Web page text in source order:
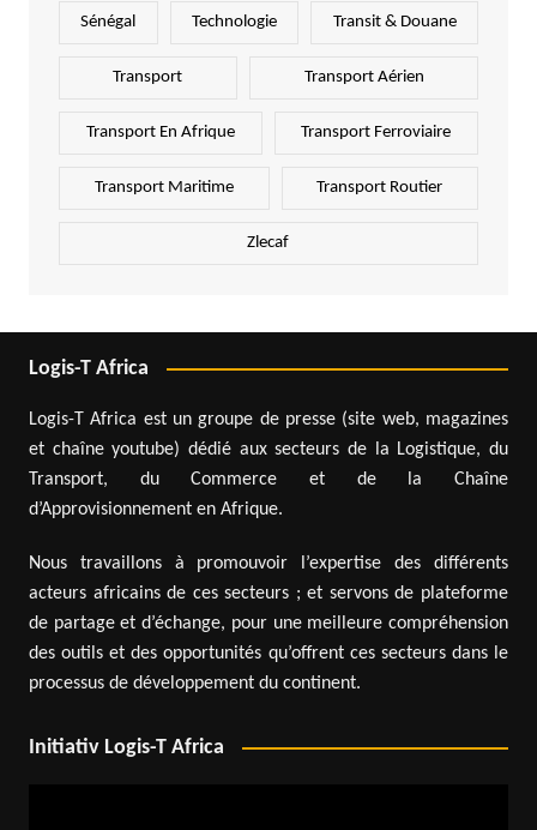
Sénégal Technologie Transit & Douane
Transport Transport Aérien
Transport En Afrique Transport Ferroviaire
Transport Maritime Transport Routier
Zlecaf
Logis-T Africa
Logis-T Africa est un groupe de presse (site web, magazines
et chaîne youtube) dédié aux secteurs de la Logistique, du
Transport, du Commerce et de la Chaîne
d’Approvisionnement en Afrique.
Nous travaillons à promouvoir l’expertise des différents
acteurs africains de ces secteurs ; et servons de plateforme
de partage et d’échange, pour une meilleure compréhension
des outils et des opportunités qu’offrent ces secteurs dans le
processus de développement du continent.
Initiativ Logis-T Africa